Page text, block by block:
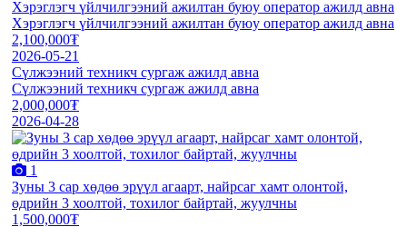
Хэрэглэгч үйлчилгээний ажилтан буюу оператор ажилд авна
Хэрэглэгч үйлчилгээний ажилтан буюу оператор ажилд авна
2,100,000₮
2026-05-21
Сүлжээний техникч сургаж ажилд авна
Сүлжээний техникч сургаж ажилд авна
2,000,000₮
2026-04-28
1
Зуны 3 сар хөдөө эрүүл агаарт, найрсаг хамт олонтой,
өдрийн 3 хоолтой, тохилог байртай, жуулчны
1,500,000₮